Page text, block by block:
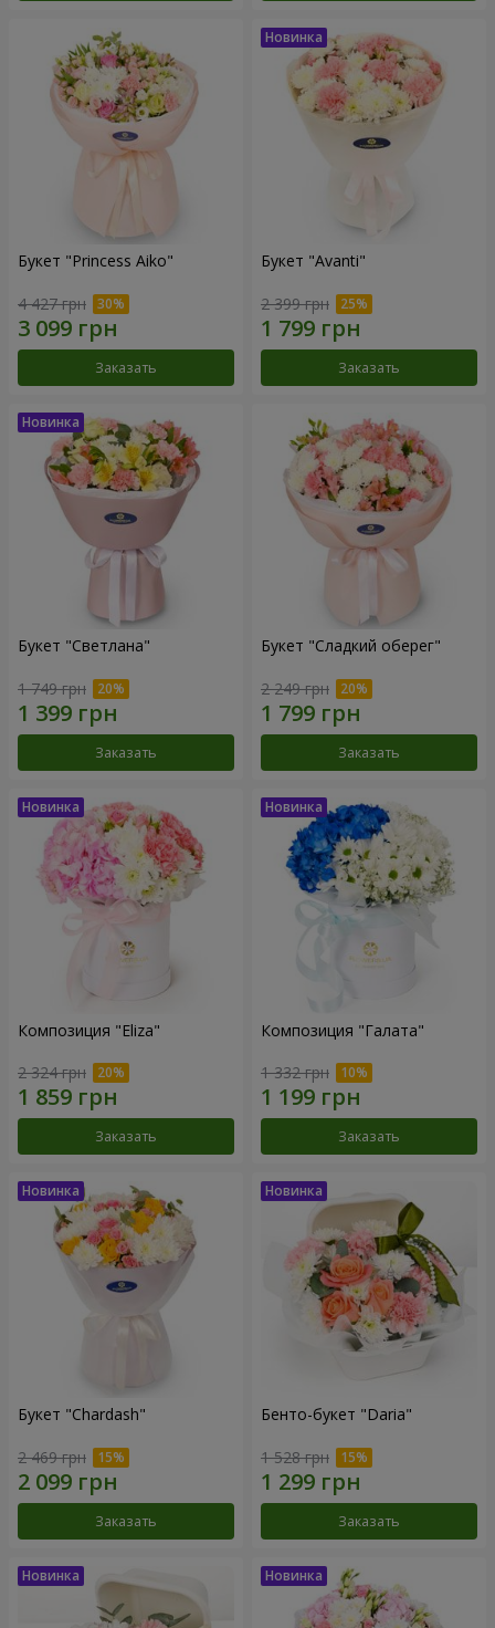
Букет "Princess Aiko"
4 427 грн
Заказать
Букет "Avanti"
2 399 грн
Заказать
Букет "Светлана"
1 749 грн
Заказать
Букет "Сладкий оберег"
2 249 грн
Заказать
Композиция "Eliza"
2 324 грн
Заказать
Композиция "Галата"
1 332 грн
Заказать
Букет "Chardash"
2 469 грн
Заказать
Бенто-букет "Daria"
1 528 грн
Заказать